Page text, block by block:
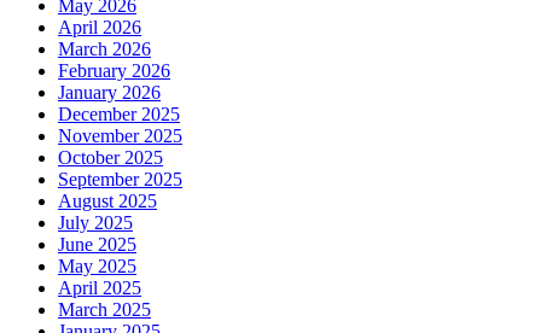
May 2026
April 2026
March 2026
February 2026
January 2026
December 2025
November 2025
October 2025
September 2025
August 2025
July 2025
June 2025
May 2025
April 2025
March 2025